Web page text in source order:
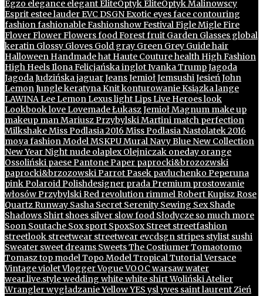
Egzo elegance elegantEliteOptykEliteOptyk Malinowscy
Esprit estee lauderEVC DSGNExotic eyesface contouring
fashionfashionableFashionshowFestivalFigle MigleFire
FloverFlowerFlowersfoodForestfruit Garden Glasses global
keratin Glossy Gloves Gold gray Green Grey Guidehair
Halloween Handmadehat Haute Couturehealth High Fashion
High HeelsIlona FelicjańskainglotIvanka TrumpJagoda
Jagoda JudzińskajaguarJeansJemiołJemsushiJesieńJohn
LemonJunglekeratynaKnitkonturowanieKsiązkalange
LAWINALeeLemonLexuslightLipsLive Heroeslook
LookbookloveLovemadeŁukasz JemiołMagnum make up
makeup manMariusz PrzybylskiMartini match perfection
MilkshakeMiss Podlasia 2016 Miss Podlasia Nastolatek 2016
mo.ya fashionModelMSKPUMural Navy Blue New Collection
New Year Night nude olaplexOlejniczak oneday orange
Ossoliński paesePantonePaper paprocki&brozozwski
paprocki&brzozowskiParrotPasek pavluchenko Peperuna
pinkPolaroidPolishdesigner pradaPremium prostowanie
włosówPrzybylskiRed revolution rimmelRobert KupiszRose
QuartzRunway Sasha Secret Serenity Sewing SexShade
Shadows Shirt shoes silver slow food Słodycze so much more
Soon Soutache Soxsport SpoxSoxStreet streetfashion
streetlook streetwear streetwear evcdsgn stripes stylist sushi
Sweater sweet dreams SweetsThe CostiumerTomaotomo
Tomasztop modelTopo ModelTropicalTutorialVersace
VintagevioletVloggerVogueVOOC warsawwater
wear.live.stylewedding whitewhite shirtWoliński Atelier
WranglerwygładzanieYellowYESyslyves saint laurentZień